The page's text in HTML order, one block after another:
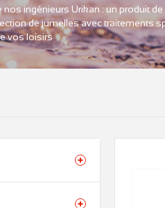
ingénieurs Urikan : un produit
de jumelles avec traitements
vos loisirs